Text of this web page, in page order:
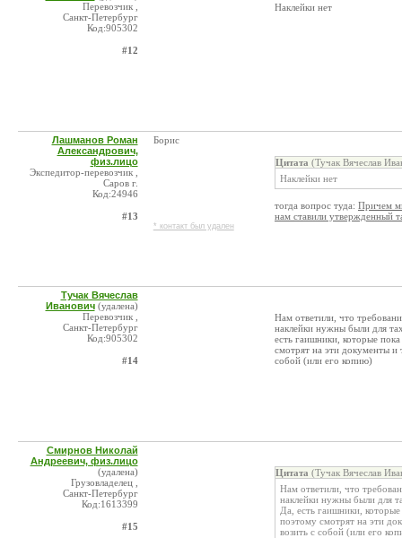
Перевозчик ,
Санкт-Петербург
Код:905302
#12
Наклейки нет
Лашманов Роман
Александрович,
физ.лицо
Экспедитор-перевозчик ,
Саров г.
Код:24946
#13
Борис
* контакт был удален
Цитата (Тучак Вячеслав
Наклейки нет
тогда вопрос туда: Причем
нам ставили утвержденный
Тучак Вячеслав
Иванович (удалена)
Перевозчик ,
Санкт-Петербург
Код:905302
#14
Нам ответили, что
наклейки нужны были для
есть гаишники, которые
смотрят на эти документы
собой (или его копию)
Смирнов Николай
Андреевич, физ.лицо
(удалена)
Грузовладелец ,
Санкт-Петербург
Код:1613399
#15
Цитата (Тучак Вячеслав
Нам ответили, что
наклейки нужны были для
Да, есть гаишники,
поэтому смотрят на эти
возить с собой (или его